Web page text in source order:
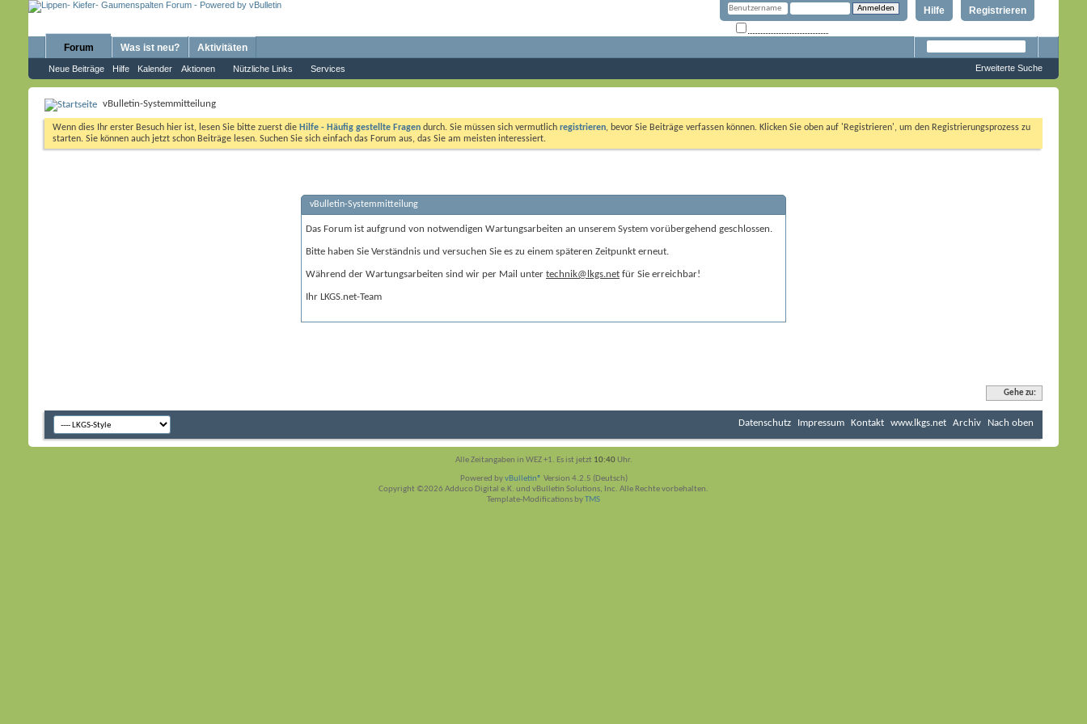
Registrieren
Hilfe
Forum
Neue Beiträge Hilfe Kalender Aktionen Nützliche Links Services
Was ist neu? Aktivitäten
Erweiterte Suche
vBulletin-Systemmitteilung
Wenn dies Ihr erster Besuch hier ist, lesen Sie bitte zuerst die Hilfe - Häufig gestellte Fragen durch. Sie müssen sich vermutlich registrieren, bevor Sie Beiträge verfassen können. Klicken Sie oben auf 'Registrieren', um den Registrierungsprozess zu
starten. Sie können auch jetzt schon Beiträge lesen. Suchen Sie sich einfach das Forum aus, das Sie am meisten interessiert.
vBulletin-Systemmitteilung
Das Forum ist aufgrund von notwendigen Wartungsarbeiten an unserem System vorübergehend geschlossen.
Bitte haben Sie Verständnis und versuchen Sie es zu einem späteren Zeitpunkt erneut.
Während der Wartungsarbeiten sind wir per Mail unter technik@lkgs.net für Sie erreichbar!
Ihr LKGS.net-Team
Gehe zu:
Datenschutz Impressum Kontakt www.lkgs.net Archiv Nach oben
Alle Zeitangaben in WEZ +1. Es ist jetzt 10:40Uhr.
Powered byvBulletin® Version 4.2.5 (Deutsch)
Copyright ©2026 Adduco Digital e.K. und vBulletin Solutions, Inc. Alle Rechte vorbehalten.
Template-Modifications byTMS